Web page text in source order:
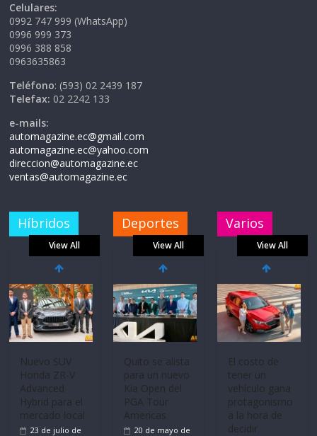
Celulares:
0992 747 999 (WhatsApp)
0996 999 373
0996 388 858
0963635863
Teléfono: (593) 02 2439 187
Telefax: 02 2242 133
e-mails:
automagazine.ec@gmail.com
automagazine.ec@yahoo.com
direccion@automagazine.ec
ventas@automagazine.ec
Híbridos
View All
Nuevo SUV
Honda ZR-V
Advanced
Hybrid para el
mercado local
23 de julio de
Deportes
View All
Quito se alista
para un nuevo
Kia Open del
PGA Tour
Americas
20 de mayo de
Varios
View All
El costo de
tener un
vehículo gana
protagonismo
a la hora de
decidir